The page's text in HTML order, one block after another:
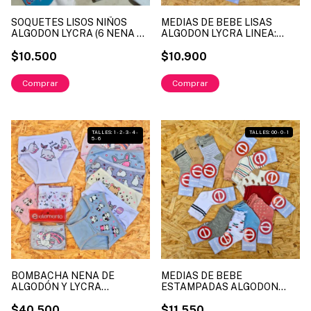
SOQUETES LISOS NIÑOS
ALGODON LYCRA (6 NENA 6
4500 TALLES DISPONIBLES 1
$10.500
Comprar
MEDIAS DE BEBE LISAS
ALGODON LYCRA LINEA:
TALLES DISPONIBLES 00 - 0
$10.900
Comprar
1/10
TALLES: 1 - 2 - 3 - 4 -
5 - 6
BOMBACHA NENA DE
ALGODÓN Y LYCRA
1/2
TALLES: 00 - 0 - 1
MEDIAS DE BEBE
ESTAMPADAS ALGODON